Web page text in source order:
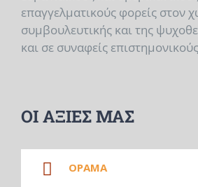
επαγγελματικούς φορείς στον
συμβουλευτικής και της
και σε συναφείς
ΟΙ ΑΞΙΕΣ ΜΑΣ
ΟΡΑΜΑ